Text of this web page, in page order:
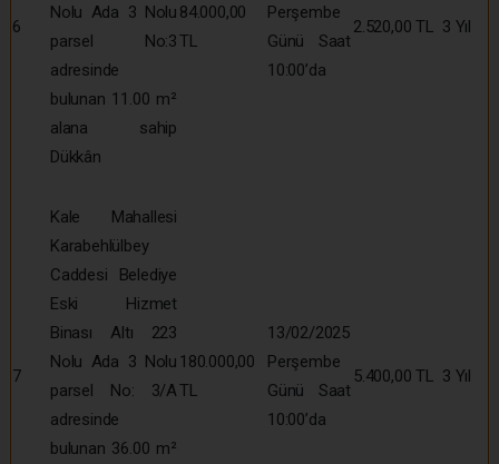
6
Nolu Ada 3 Nolu
parsel No:3
adresinde
bulunan 11.00 m²
alana sahip
Dükkân
84.000,00
TL
Perşembe
Günü Saat
10:00’da
2.520,00 TL 3 Yıl
7
Kale Mahallesi
Karabehlülbey
Caddesi Belediye
Eski Hizmet
Binası Altı 223
Nolu Ada 3 Nolu
parsel No: 3/A
adresinde
bulunan 36.00 m²
180.000,00
TL
13/02/2025
Perşembe
Günü Saat
10:00’da
5.400,00 TL 3 Yıl